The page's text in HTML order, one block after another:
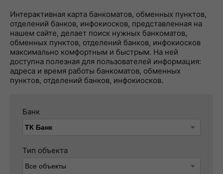
Интерактивная карта банкоматов, обменных пунктов,
отделений банков, инфокиосков, представленная на
нашем сайте, делает поиск нужных банкоматов,
обменных пунктов, отделений банков, инфокиосков
максимально комфортным и быстрым. На ней
доступна полезная для пользователей информация:
адреса и время работы банкоматов, обменных
пунктов, отделений банков, инфокиосков.
Банк
Тип объекта